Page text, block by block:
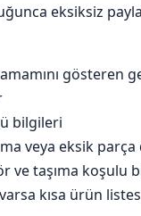
eksiksiz
gösteren
bilgileri
veya eksik parça
ve taşıma koşulu
kısa ürün